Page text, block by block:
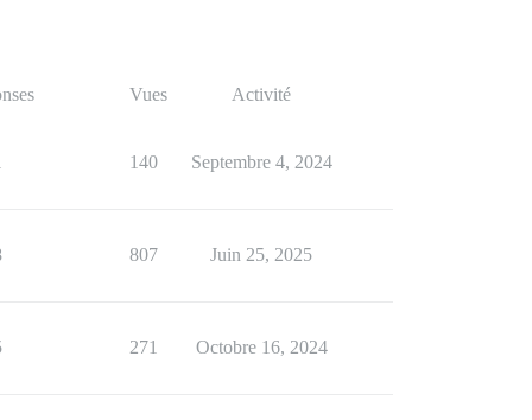
Vues Activité
140 Septembre 4, 2024
807 Juin 25, 2025
271 Octobre 16, 2024